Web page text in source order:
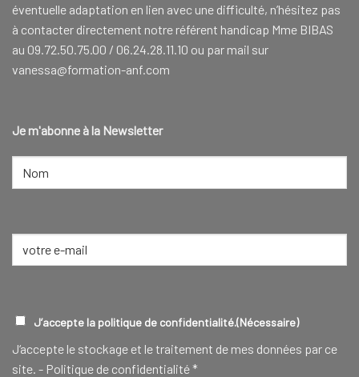
éventuelle adaptation en lien avec une difficulté, n’hésitez pas
à contacter directement notre référent handicap Mme BIBAS
au 09.72.50.75.00 / 06.24.28.11.10 ou par mail sur
vanessa@formation-anf.com
Je m'abonne à la Newsletter
NOM
RGPD(NÉCESSAIRE)
J’accepte la politique de confidentialité.(Nécessaire)
J‘accepte le stockage et le traitement de mes données par ce
site. - Politique de confidentialité*